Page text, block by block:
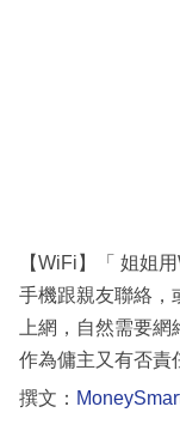
區
【WiFi】「 姐姐
手機跟親友聯絡，
上網，自然需要
作為傭主又有否責
撰文：